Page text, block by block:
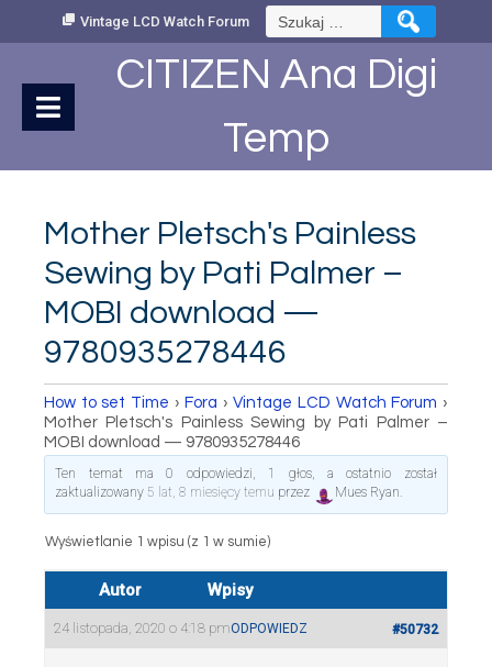
Vintage LCD Watch Forum Szukaj:
CITIZEN Ana Digi
Temp
Mother Pletsch's Painless
Sewing by Pati Palmer –
MOBI download —
9780935278446
How to set Time › Fora › Vintage LCD Watch Forum ›
Mother Pletsch's Painless Sewing by Pati Palmer –
MOBI download — 9780935278446
Ten temat ma 0 odpowiedzi, 1 głos, a ostatnio został
zaktualizowany 5 lat, 8 miesięcy temu przez Mues Ryan.
Wyświetlanie 1 wpisu (z 1 w sumie)
Autor Wpisy
24 listopada, 2020 o 4:18 pm #50732
ODPOWIEDZ